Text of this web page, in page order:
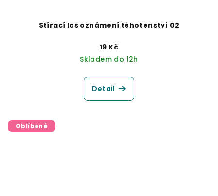
Stírací los oznámení těhotenství 02
19 Kč
Skladem do 12h
Detail
Oblíbené